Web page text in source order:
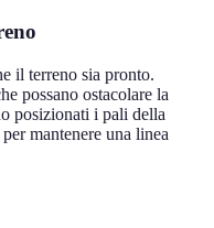
il terreno sia pronto.
possano ostacolare la
posizionati i pali della
mantenere una linea